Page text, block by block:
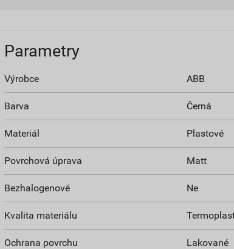
Parametry
Výrobce ABB
Barva Černá
Materiál Plastové
Povrchová úprava Matt
Bezhalogenové Ne
Kvalita materiálu
Ochrana povrchu Lakované